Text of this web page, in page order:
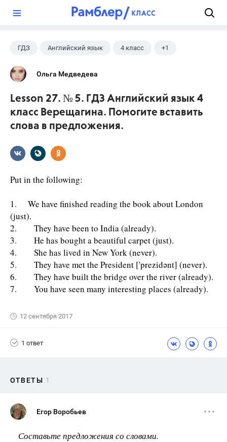
ГДЗ Английский язык 4 класс +1
Верещагина И.Н.
Ольга Медведева
Lesson 27. № 5. ГДЗ Английский язык 4
класс Верещагина. Помогите вставить
слова в предложения.
Put in the following:
1. We have finished reading the book about London
(just).
2. They have been to India (already).
3. He has bought a beautiful carpet (just).
4. She has lived in New York (never).
5. They have met the President ['prezidənt] (never).
6. They have built the bridge over the river (already).
7. You have seen many interesting places (already).
12 сентября 2017
1 ответ
ОТВЕТЫ 1
Егор Воробьев
Составьте предложения со словами.